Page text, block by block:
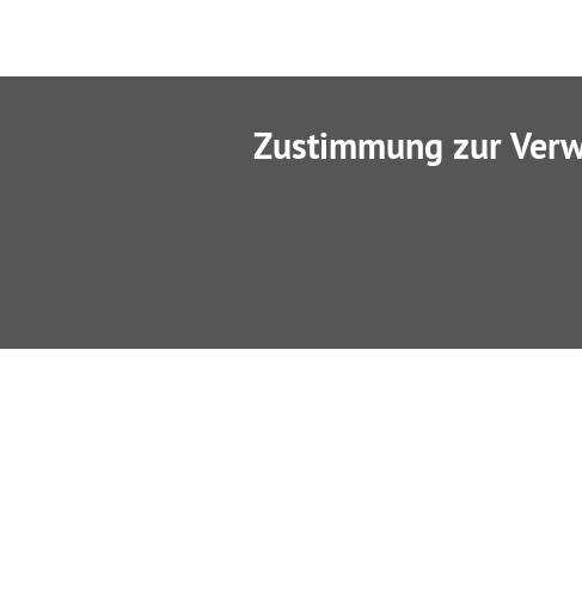
Zustimmung zur